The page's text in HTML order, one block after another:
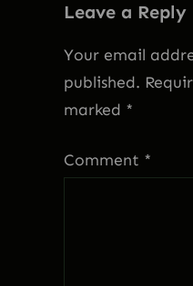
Leave a Reply
Your email
published.
marked *
Comment *